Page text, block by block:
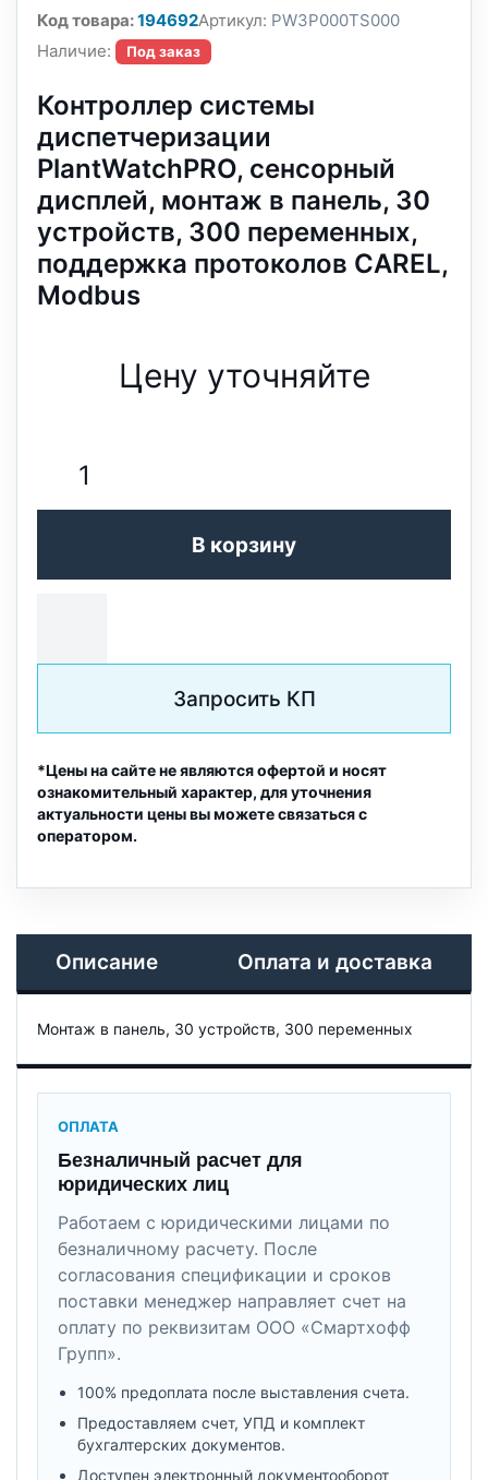
Код товара:194692Артикул: PW3P000TS000
Наличие:
Под заказ
Контроллер системы
диспетчеризации
PlantWatchPRO, сенсорный
дисплей, монтаж в панель, 30
устройств, 300 переменных,
поддержка протоколов CAREL,
Modbus
Цену уточняйте
В корзину
Запросить КП
*Цены на сайте не являются офертой и носят
ознакомительный характер, для уточнения
актуальности цены вы можете связаться с
оператором.
Описание Оплата и доставка
Монтаж в панель, 30 устройств, 300 переменных
ОПЛАТА
Безналичный расчет для
юридических лиц
Работаем с юридическими лицами по
безналичному расчету. После
согласования спецификации и сроков
поставки менеджер направляет счет на
оплату по реквизитам ООО «Смартхофф
Групп».
100% предоплата после выставления счета.
Предоставляем счет, УПД и комплект
бухгалтерских документов.
Доступен электронный документооборот